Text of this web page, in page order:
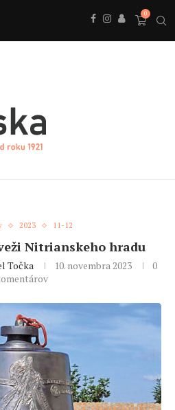
0
2023 11-12
Nitrianskeho hradu
Točka 10. novembra 2023
0